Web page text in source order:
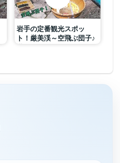
岩手の定番観光スポッ
ト！厳美渓～空飛ぶ団子♪
行#平泉#一関＃いちのせ
きし#厳美渓#天然記念物